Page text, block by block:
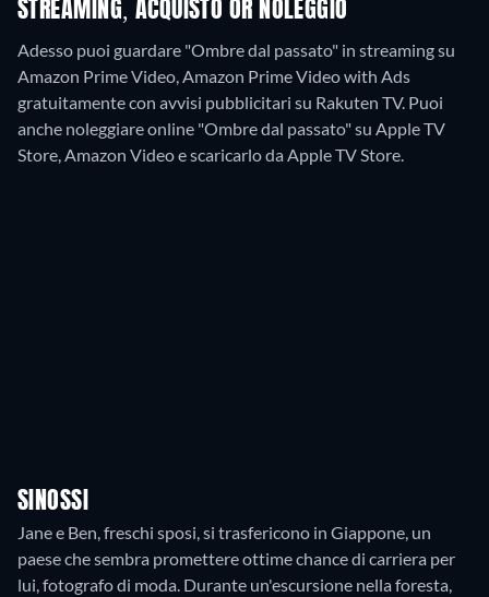
STREAMING, ACQUISTO OR NOLEGGIO
Adesso puoi guardare "Ombre dal passato" in streaming su
Amazon Prime Video, Amazon Prime Video with Ads
gratuitamente con avvisi pubblicitari su Rakuten TV. Puoi
anche noleggiare online "Ombre dal passato" su Apple TV
Store, Amazon Video e scaricarlo da Apple TV Store.
SINOSSI
Jane e Ben, freschi sposi, si trasfericono in Giappone, un
paese che sembra promettere ottime chance di carriera per
lui, fotografo di moda. Durante un'escursione nella foresta,